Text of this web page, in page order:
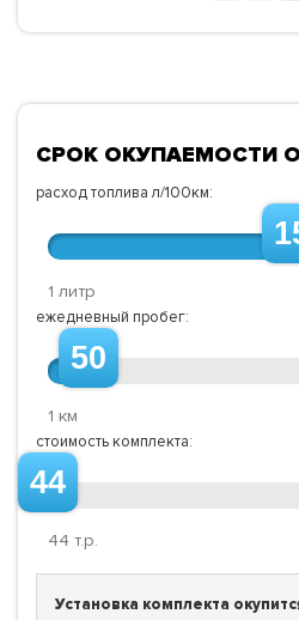
СРОК ОКУПАЕМОСТИ
расход топлива л/100км:
1 литр
ежедневный пробег:
50
1 км
стоимость комплекта:
44
44 т.р.
Установка комплекта